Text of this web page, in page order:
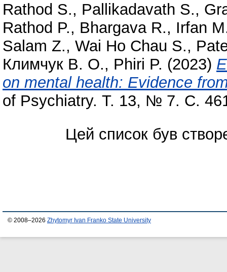
Rathod S., Pallikadavath S.,
Rathod P., Bhargava R., Irfan
Salam Z., Wai Ho Chau S.,
Климчук В. О., Phiri P. (2023)
on mental health: Evidence
of Psychiatry. Т. 13, № 7. С.
Цей список був
© 2008–2026 Zhytomyr Ivan Franko State University